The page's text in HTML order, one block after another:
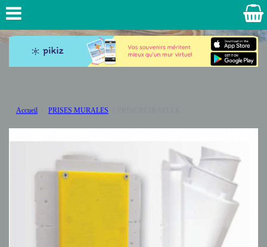
Accueil PRISES MURALES